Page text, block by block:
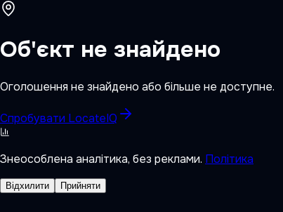
Об'єкт не знайдено
Оголошення не знайдено або більше не доступне.
Спробувати LocateIQ
Знеособлена аналітика, без реклами. Політика
Відхилити Прийняти